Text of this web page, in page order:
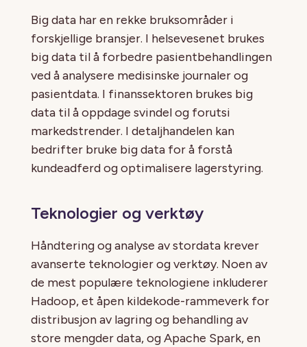
Big data har en rekke bruksområder i
forskjellige bransjer. I helsevesenet brukes
big data til å forbedre pasientbehandlingen
ved å analysere medisinske journaler og
pasientdata. I finanssektoren brukes big
data til å oppdage svindel og forutsi
markedstrender. I detaljhandelen kan
bedrifter bruke big data for å forstå
kundeadferd og optimalisere lagerstyring.
Teknologier og verktøy
Håndtering og analyse av stordata krever
avanserte teknologier og verktøy. Noen av
de mest populære teknologiene inkluderer
Hadoop, et åpen kildekode-rammeverk for
distribusjon av lagring og behandling av
store mengder data, og Apache Spark, en